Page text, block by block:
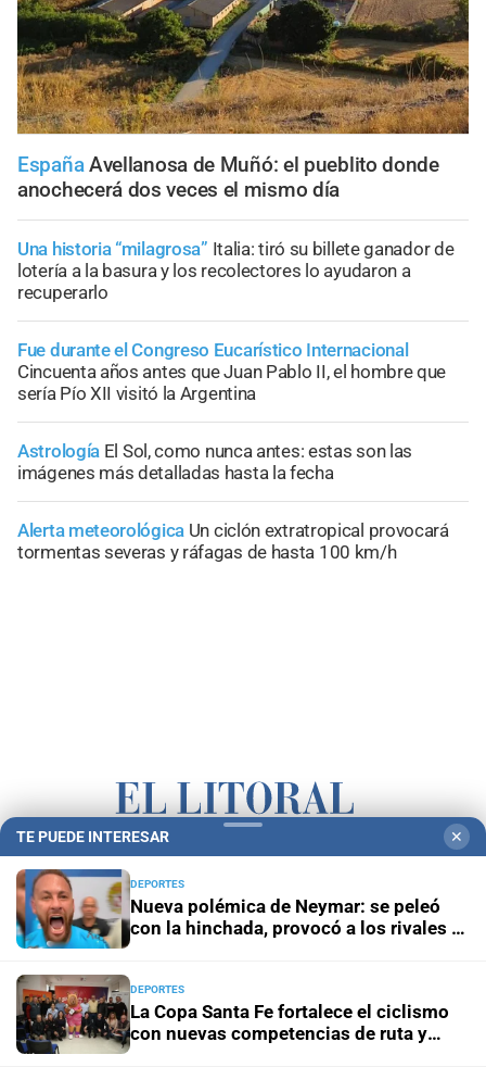
España Avellanosa de Muñó: el pueblito donde
anochecerá dos veces el mismo día
Una historia “milagrosa” Italia: tiró su billete ganador de
lotería a la basura y los recolectores lo ayudaron a
recuperarlo
Fue durante el Congreso Eucarístico Internacional
Cincuenta años antes que Juan Pablo II, el hombre que
sería Pío XII visitó la Argentina
Astrología El Sol, como nunca antes: estas son las
imágenes más detalladas hasta la fecha
Alerta meteorológica Un ciclón extratropical provocará
tormentas severas y ráfagas de hasta 100 km/h
Campolitoral
Podcasts Mirador Provincial VivíMejor SF Puerto Negocios
Notife Educacion SF
TE PUEDE INTERESAR ✕
DEPORTES
Nueva polémica de Neymar: se peleó
con la hinchada, provocó a los rivales y
DEPORTES
La Copa Santa Fe fortalece el ciclismo
con nuevas competencias de ruta y